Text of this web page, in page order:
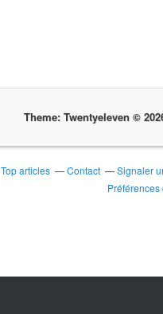
Theme: Twentyeleven ©
Top articles Contact Signaler
Préférences